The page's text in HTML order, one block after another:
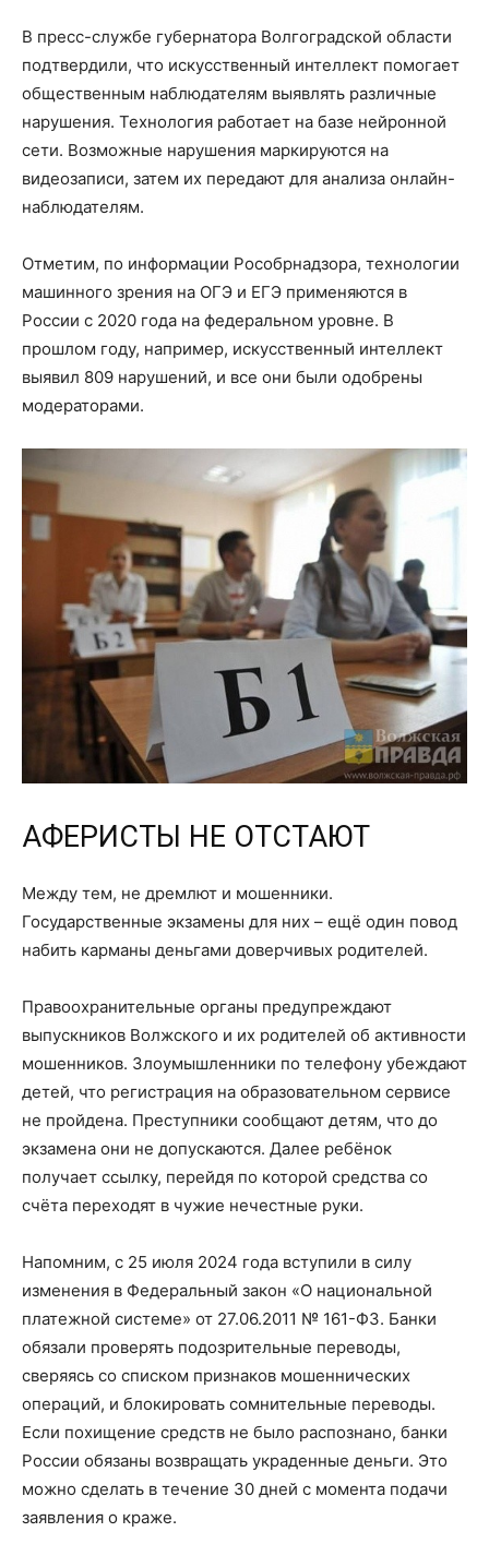
В пресс-службе губернатора Волгоградской области
подтвердили, что искусственный интеллект помогает
общественным наблюдателям выявлять различные
нарушения. Технология работает на базе нейронной
сети. Возможные нарушения маркируются на
видеозаписи, затем их передают для анализа онлайн-
наблюдателям.
Отметим, по информации Рособрнадзора, технологии
машинного зрения на ОГЭ и ЕГЭ применяются в
России с 2020 года на федеральном уровне. В
прошлом году, например, искусственный интеллект
выявил 809 нарушений, и все они были одобрены
модераторами.
АФЕРИСТЫ НЕ ОТСТАЮТ
Между тем, не дремлют и мошенники.
Государственные экзамены для них – ещё один повод
набить карманы деньгами доверчивых родителей.
Правоохранительные органы предупреждают
выпускников Волжского и их родителей об активности
мошенников. Злоумышленники по телефону убеждают
детей, что регистрация на образовательном сервисе
не пройдена. Преступники сообщают детям, что до
экзамена они не допускаются. Далее ребёнок
получает ссылку, перейдя по которой средства со
счёта переходят в чужие нечестные руки.
Напомним, с 25 июля 2024 года вступили в силу
изменения в Федеральный закон «О национальной
платежной системе» от 27.06.2011 № 161-ФЗ. Банки
обязали проверять подозрительные переводы,
сверяясь со списком признаков мошеннических
операций, и блокировать сомнительные переводы.
Если похищение средств не было распознано, банки
России обязаны возвращать украденные деньги. Это
можно сделать в течение 30 дней с момента подачи
заявления о краже.